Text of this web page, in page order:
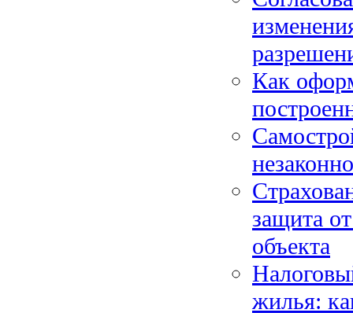
Как
защита
объекта
жилья: